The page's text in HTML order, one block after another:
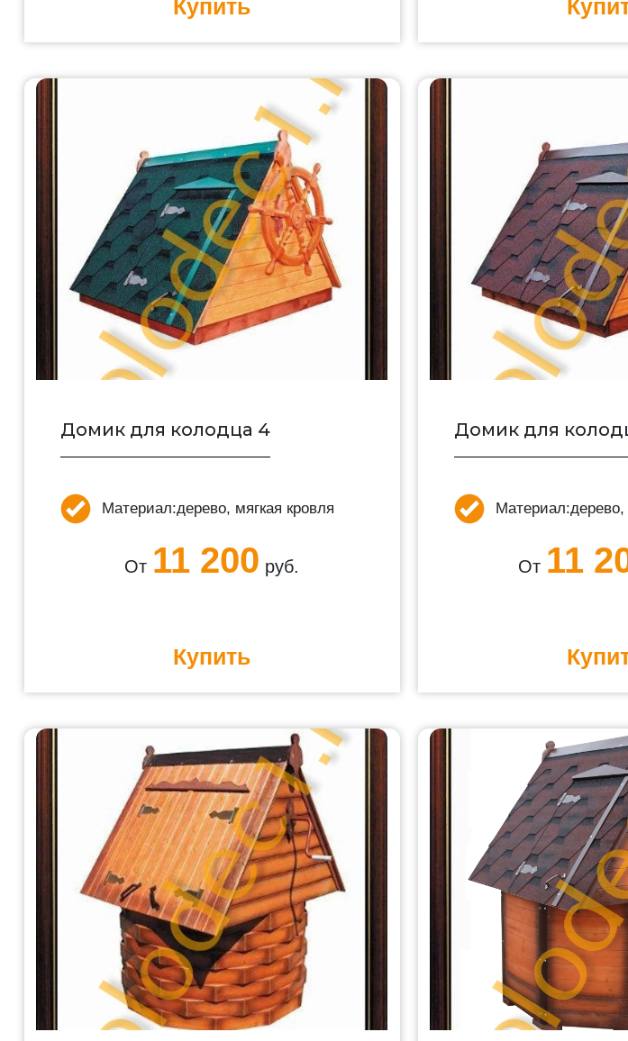
Купить
Домик для колодца 4
Материал:дерево, мягкая кровля
От 11 200 руб.
Купить
Домик для
Материал:дерево,
От 11